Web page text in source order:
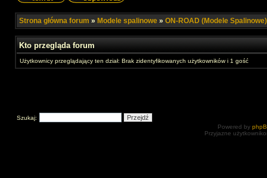
Strona główna forum » Modele spalinowe » ON-ROAD (Modele Spalinowe)
Kto przegląda forum
Użytkownicy przeglądający ten dział: Brak zidentyfikowanych użytkowników i 1 gość
Szukaj:
Powered by
Przyjazne